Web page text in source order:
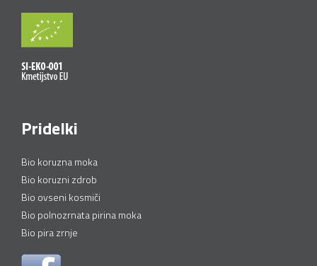
Pridelki
Bio koruzna moka
Bio koruzni zdrob
Bio ovseni kosmiči
Bio polnozrnata pirina moka
Bio pira zrnje